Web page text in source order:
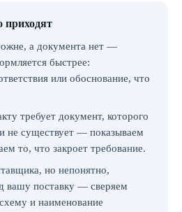
а документа нет —
быстрее:
или обоснование, что
требует документ, которого
не существует — показываем
то, что закроет требование.
но непонятно,
вашу поставку — сверяем
и наименование